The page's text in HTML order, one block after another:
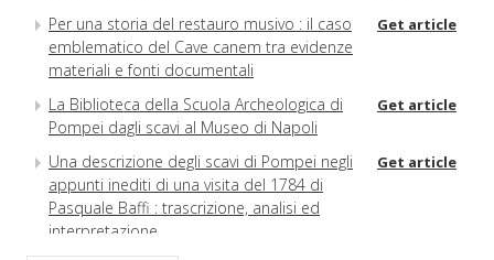
Per una storia del restauro musivo : il caso
emblematico del Cave canem tra evidenze
materiali e fonti documentali
Get article
La Biblioteca della Scuola Archeologica di
Pompei dagli scavi al Museo di Napoli
Get article
Una descrizione degli scavi di Pompei negli
appunti inediti di una visita del 1784 di
Pasquale Baffi : trascrizione, analisi ed
interpretazione
Get article